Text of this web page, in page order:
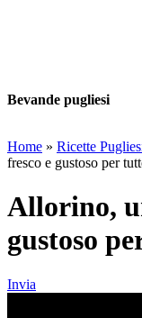
Bevande pugliesi
Home » Ricette
fresco e gustoso per
Allorino,
gustoso
Invia